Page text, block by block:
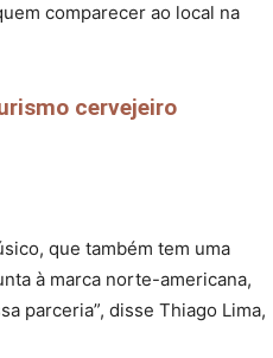
comparecer ao local na
cervejeiro
que também tem uma
à marca norte-americana,
parceria”, disse Thiago Lima,